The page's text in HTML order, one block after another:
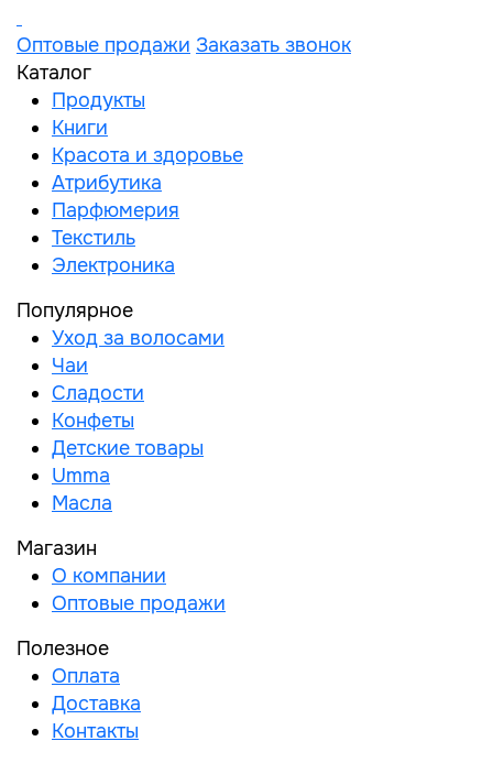
Оптовые продажи Заказать звонок
Каталог
Продукты
Книги
Красота и здоровье
Атрибутика
Парфюмерия
Текстиль
Электроника
Популярное
Уход за волосами
Чаи
Сладости
Конфеты
Детские товары
Umma
Масла
Магазин
О компании
Оптовые продажи
Полезное
Оплата
Доставка
Контакты